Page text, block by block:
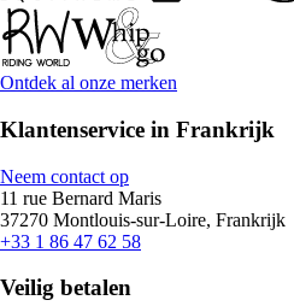
Ontdek al onze merken
Klantenservice in Frankrijk
Neem contact op
11 rue Bernard Maris
37270 Montlouis-sur-Loire, Frankrijk
+33 1 86 47 62 58
Veilig betalen